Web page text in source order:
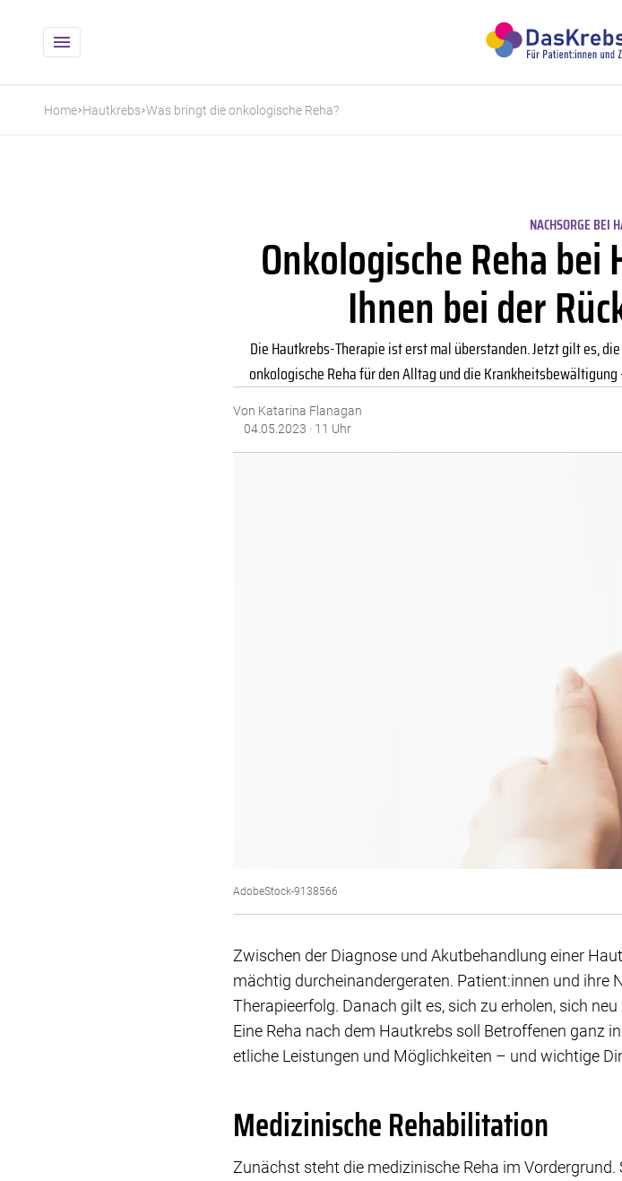
Home Hautkrebs Was bringt die onkologische Reha?
NACHSORGE BEI
Onkologische Reha
Ihnen bei der
Die Hautkrebs-Therapie ist erst mal überstanden. Jetzt gilt es,
onkologische Reha für den Alltag und die
Von Katarina Flanagan
04.05.2023 · 11 Uhr
AdobeStock-9138566
Zwischen der Diagnose und Akutbehandlung einer
mächtig durcheinandergeraten. Patient:innen und ihre
Therapieerfolg. Danach gilt es, sich zu erholen, sich
Eine Reha nach dem Hautkrebs soll Betroffenen ganz
etliche Leistungen und Möglichkeiten – und wichtige
Medizinische Rehabilitation
Zunächst steht die medizinische Reha im